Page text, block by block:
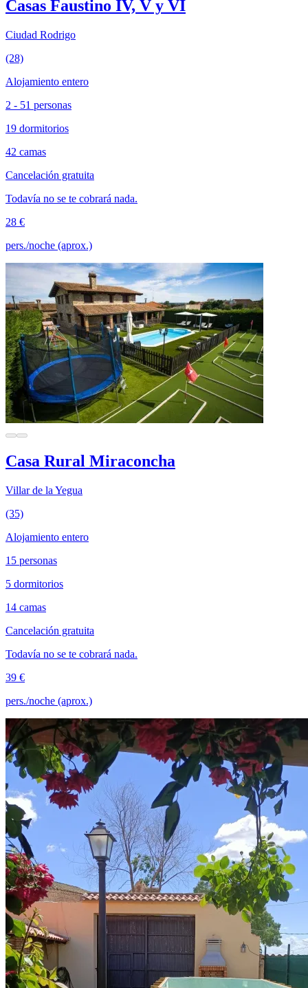
Casas Faustino IV, V y VI
Ciudad Rodrigo
(28)
Alojamiento entero
2 - 51 personas
19 dormitorios
42 camas
Cancelación gratuita
Todavía no se te cobrará nada.
28 €
pers./noche (aprox.)
Casa Rural Miraconcha
Villar de la Yegua
(35)
Alojamiento entero
15 personas
5 dormitorios
14 camas
Cancelación gratuita
Todavía no se te cobrará nada.
39 €
pers./noche (aprox.)